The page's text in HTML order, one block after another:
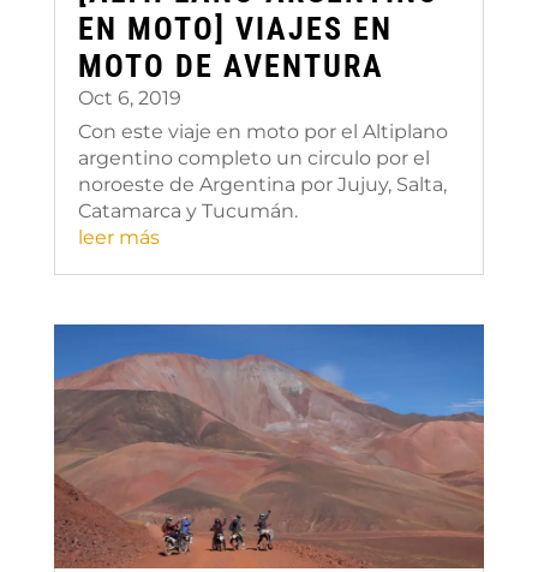
EN MOTO] VIAJES EN
MOTO DE AVENTURA
Oct 6, 2019
Con este viaje en moto por el Altiplano
argentino completo un circulo por el
noroeste de Argentina por Jujuy, Salta,
Catamarca y Tucumán.
leer más